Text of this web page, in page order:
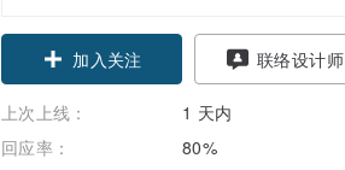
加入关注 联络设计师
上次上线：
1 天内
回应率：
80%